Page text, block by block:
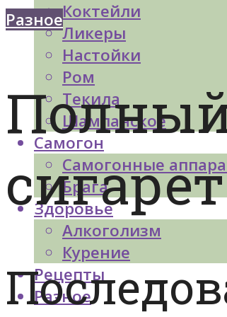
Коктейли
Ликеры
Настойки
Ром
Текила
Шампанское
Самогон
Самогонные
Брага
Здоровье
Алкоголизм
Курение
Рецепты
Разное
Разное